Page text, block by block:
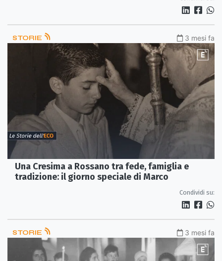
STORIE 3 mesi fa
Una Cresima a Rossano tra fede, famiglia e
tradizione: il giorno speciale di Marco
Condividi su:
STORIE 3 mesi fa